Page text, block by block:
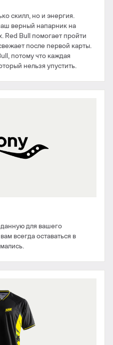
скилл, но и энергия.
верный напарник на
Red Bull помогает пройти
после первой карты.
потому что каждая
нельзя упустить.
для вашего
всегда оставаться в